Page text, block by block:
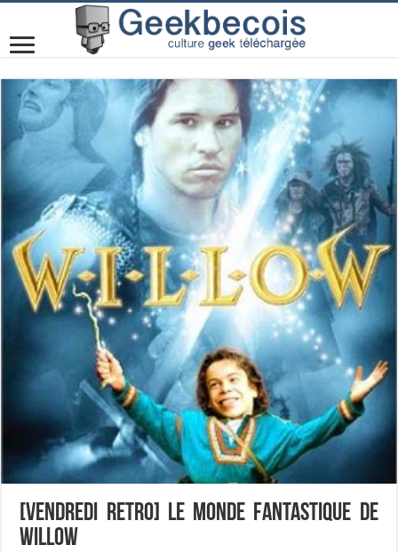
[Vendredi retro] Le monde fantastique de
Willow